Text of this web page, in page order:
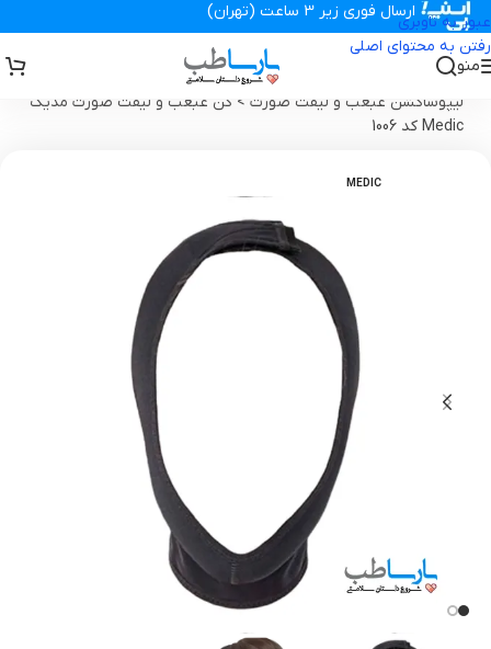
عبور به ناوبری
رفتن به محتوای اصلی
ارسال فوری زیر 3 ساعت (تهران)
منو
تجهیزات پزشکی پارساطب گن بعد از جراحی ، سوتین ، پروتز
لیپوساکشن غبغب و لیفت صورت > گن غبغب و لیفت صورت مدیک
Medic کد 1006
MEDIC